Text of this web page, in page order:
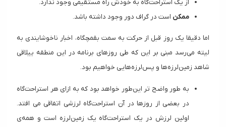
از یک استراحت‌گاه به خودش راه مستقیمی وجود ندارد.
ممکن است در گراف دور وجود داشته باشد.
اما دقیقا یک روز قبل از حرکت به سمت بقمچگاه، اخبار ناخوشایندی به
لیته می‌رسد مبنی بر این که طی روزهای برنامه در این منطقه ییلاقی
شاهد زمین‌لرزه‌ها و پس‌لرزه‌هایی خواهیم بود.
به طور واضح تر این‌طور خواهد بود که به ازای هر استراحت‌گاه
در بعضی از روزها در آن استراحت‌گاه لرزشی اتفاقی می افتد.
اولین لرزش در یک استراحت‌گاه یک زمین‌لرزه است و همه‌ی